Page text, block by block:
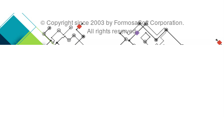
© Copyright since 2003 by FormosaSoft Corporation.
All rights reserved.